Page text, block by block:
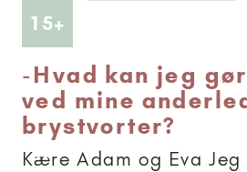
15+ Artikler anbefalet
-Hvad kan jeg
ved mine
brystvorter?
Kære Adam og Eva Jeg